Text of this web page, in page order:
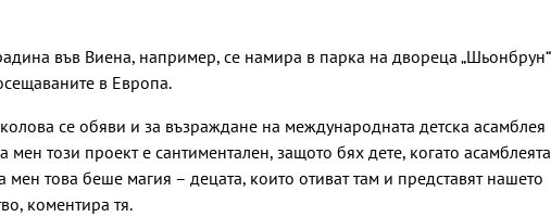
във Виена, например, се намира в парка на двореца „Шьонбрун“
в Европа.
се обяви и за възраждане на международната детска асамблея
мен този проект е сантиментален, защото бях дете, когато асамблеята
мен това беше магия – децата, които отиват там и представят нашето
коментира тя.